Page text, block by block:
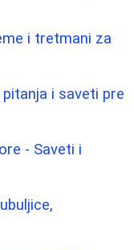
i tretmani za
i saveti pre
- Saveti i